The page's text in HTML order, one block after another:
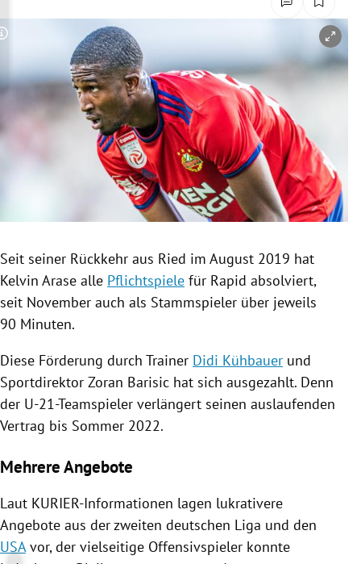
Untermenü
Untermenü
Untermenü
Untermenü
Copyright-Hinweis öffnen/schließen
Seit seiner Rückkehr aus Ried im August 2019 hat
Kelvin Arase alle Pflichtspiele für Rapid absolviert,
seit November auch als Stammspieler über jeweils
90 Minuten.
Diese Förderung durch Trainer Didi Kühbauer und
Sportdirektor Zoran Barisic hat sich ausgezahlt. Denn
der U-21-Teamspieler verlängert seinen auslaufenden
Vertrag bis Sommer 2022.
Mehrere Angebote
Laut KURIER-Informationen lagen lukrativere
Angebote aus der zweiten deutschen Liga und den
USAvor, der vielseitige Offensivspieler konnte